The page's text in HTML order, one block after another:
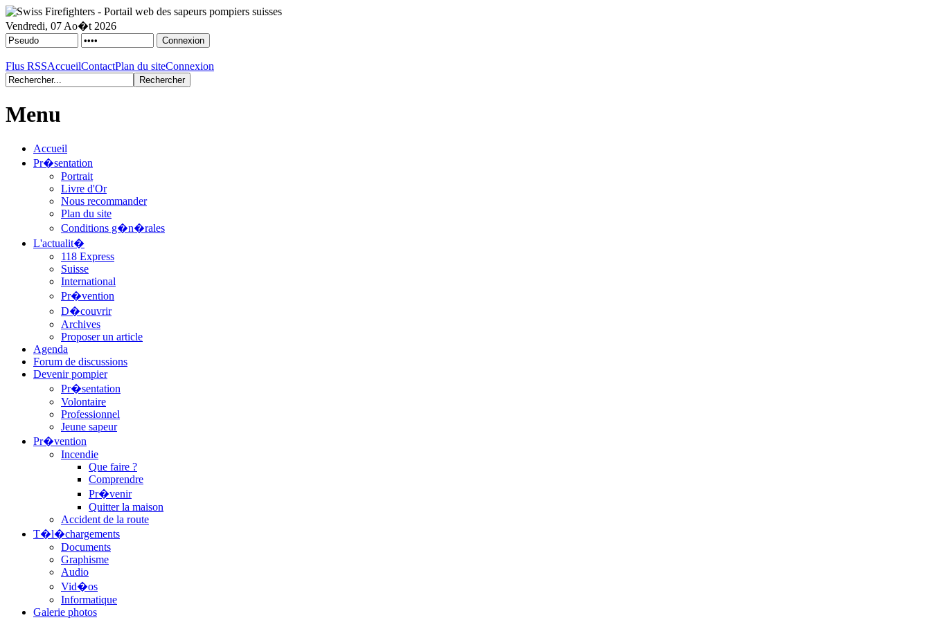
Vendredi, 07 Ao�t 2026
Flus RSSAccueilContactPlan du siteConnexion
Menu
Accueil
Pr�sentation
Portrait
Livre d'Or
Nous recommander
Plan du site
Conditions g�n�rales
L'actualit�
118 Express
Suisse
International
Pr�vention
D�couvrir
Archives
Proposer un article
Agenda
Forum de discussions
Devenir pompier
Pr�sentation
Volontaire
Professionnel
Jeune sapeur
Pr�vention
Incendie
Que faire ?
Comprendre
Pr�venir
Quitter la maison
Accident de la route
T�l�chargements
Documents
Graphisme
Audio
Vid�os
Informatique
Galerie photos